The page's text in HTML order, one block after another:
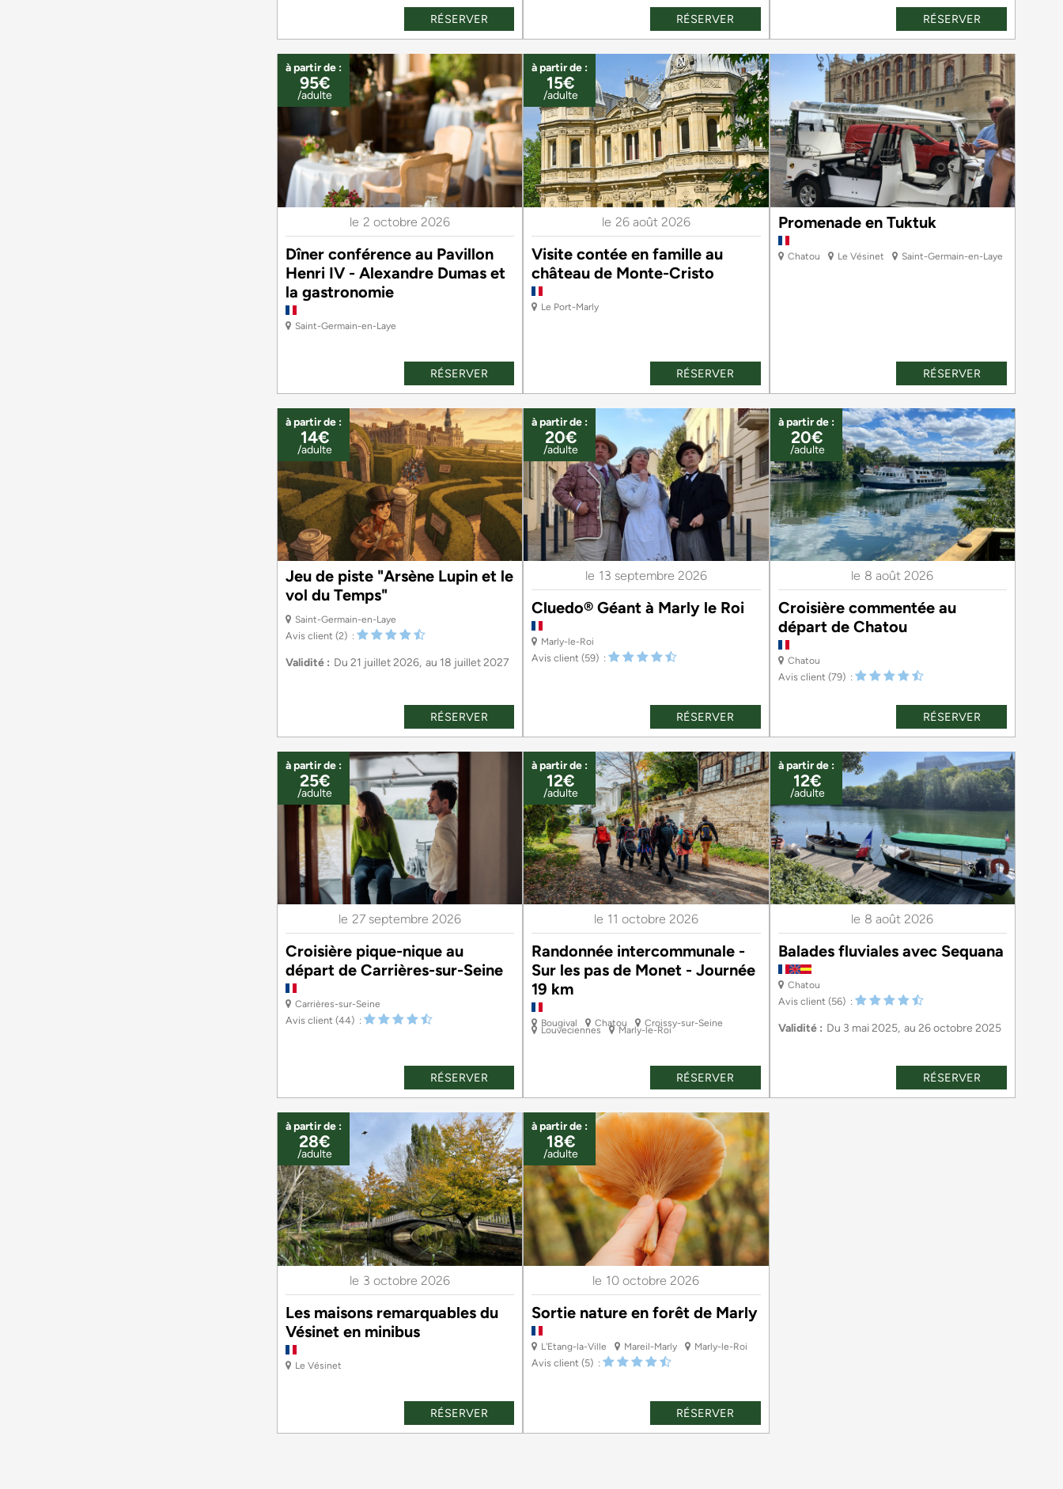
RÉSERVER RÉSERVER RÉSERVER
Dîner conférence au Pavillon
Henri IV - Alexandre Dumas et
la gastronomie
le 2 octobre 2026
Saint-Germain-en-Laye
à partir de :
95€
/adulte
RÉSERVER
Visite contée en famille au
château de Monte-Cristo
le 26 août 2026
Le Port-Marly
à partir de :
15€
/adulte
RÉSERVER
Promenade en Tuktuk
Chatou Le Vésinet Saint-Germain-en-Laye
RÉSERVER
Jeu de piste "Arsène Lupin et le
vol du Temps"
Saint-Germain-en-Laye
Avis client (2)
Validité : Du 21 juillet 2026 au 18 juillet 2027
à partir de :
14€
/adulte
RÉSERVER
Cluedo® Géant à Marly le Roi
le 13 septembre 2026
Marly-le-Roi
Avis client (59)
à partir de :
20€
/adulte
RÉSERVER
Croisière commentée au
départ de Chatou
le 8 août 2026
Chatou
Avis client(79)
à partir de :
20€
/adulte
RÉSERVER
Croisière pique-nique au
départ de Carrières-sur-Seine
le 27 septembre 2026
Carrières-sur-Seine
Avis client (44)
à partir de :
25€
/adulte
RÉSERVER
Randonnée intercommunale -
Sur les pas de Monet - Journée
19 km
le 11 octobre 2026
Bougival Chatou Croissy-sur-Seine
Louveciennes Marly-le-Roi
à partir de :
12€
/adulte
RÉSERVER
Balades fluviales avec Sequana
le 8 août 2026
Chatou
Avis client(56)
Validité : Du 3 mai 2025 au 26 octobre 2025
à partir de :
12€
/adulte
RÉSERVER
Les maisons remarquables du
Vésinet en minibus
le 3 octobre 2026
Le Vésinet
à partir de :
28€
/adulte
RÉSERVER
Sortie nature en forêt de Marly
le 10 octobre 2026
L'Etang-la-Ville Mareil-Marly Marly-le-Roi
Avis client (5)
à partir de :
18€
/adulte
RÉSERVER